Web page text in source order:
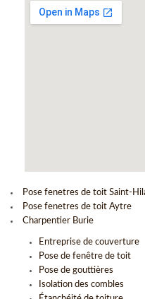
Pose fenetres de toit Saint-
Pose fenetres de toit Aytre
Charpentier Burie
Entreprise de couverture
Pose de fenêtre de toit
Pose de gouttières
Isolation des combles